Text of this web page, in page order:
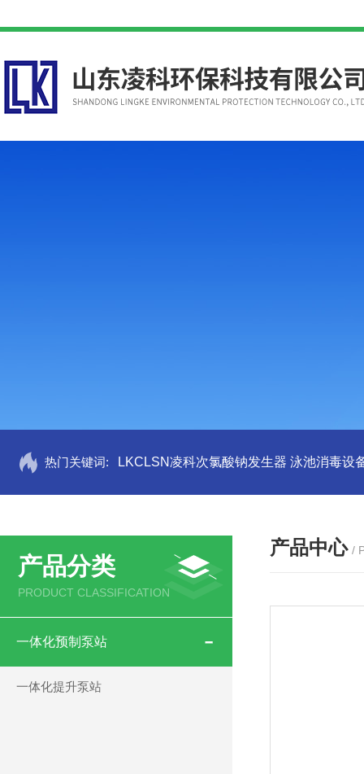
热门关键词: LKCLSN凌科次氯酸钠发生器 泳池消毒设
产品分类
PRODUCT CLASSIFICATION
一体化预制泵站
一体化提升泵站
产品中心 /